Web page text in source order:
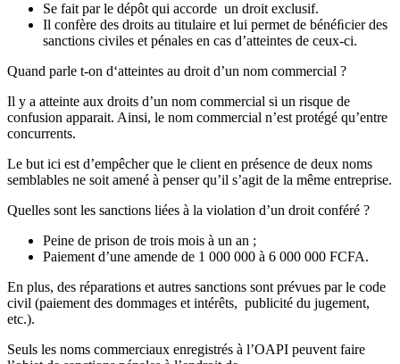
Se fait par le dépôt qui accorde un droit exclusif.
Il confère des droits au titulaire et lui permet de bénéﬁcier des
sanctions civiles et pénales en cas d’atteintes de ceux-ci.
Quand parle t-on d‘atteintes au droit d’un nom commercial ?
Il y a atteinte aux droits d’un nom commercial si un risque de
confusion apparait. Ainsi, le nom commercial n’est protégé qu’entre
concurrents.
Le but ici est d’empêcher que le client en présence de deux noms
semblables ne soit amené à penser qu’il s’agit de la même entreprise.
Quelles sont les sanctions liées à la violation d’un droit conféré ?
Peine de prison de trois mois à un an ;
Paiement d’une amende de 1 000 000 à 6 000 000 FCFA.
En plus, des réparations et autres sanctions sont prévues par le code
civil (paiement des dommages et intérêts, publicité du jugement,
etc.).
Seuls les noms commerciaux enregistrés à l’OAPI peuvent faire